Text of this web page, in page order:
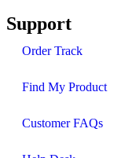
Support
Order Track
Find My Product
Customer FAQs